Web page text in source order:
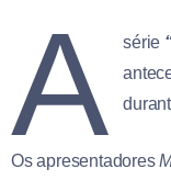
A série
Os apresentadores